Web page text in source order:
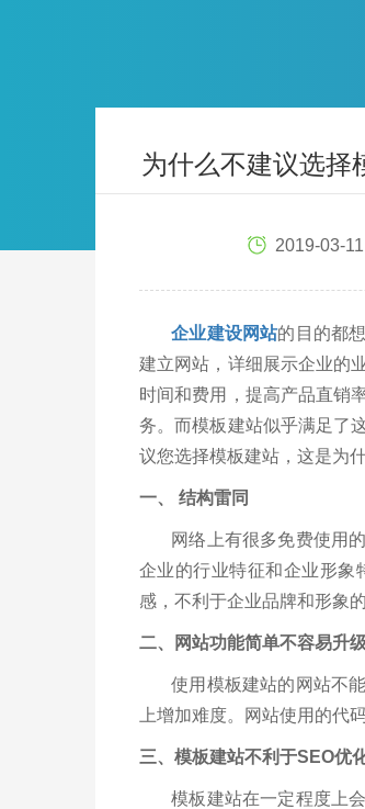
为什么不建议选择
2019-03-11
企业建设网站的目的都
建立网站，详细展示企业的
时间和费用，提高产品直销
务。而模板建站似乎满足了
议您选择模板建站，这是为
一、 结构雷同
网络上有很多免费使用的
企业的行业特征和企业形象
感，不利于企业品牌和形象的
二、网站功能简单不容易升
使用模板建站的网站不能
上增加难度。网站使用的代
三、模板建站不利于SEO优
模板建站在一定程度上会